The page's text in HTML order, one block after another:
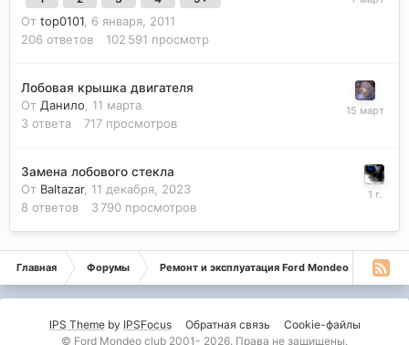
От top0101, 6 января, 2011
206 ответов 102 591 просмотр
Лобовая крышка двигателя
От Данило, 11 марта
3 ответа 717 просмотров
Замена лобового стекла
От Baltazar, 11 декабря, 2023
8 ответов 3 790 просмотров
Главная Форумы Ремонт и эксплуатация Ford Mondeo Форд
IPS Themeby IPSFocus Обратная связь
Cookie-файлы
© Ford Mondeo club 2001- 2026. Права не защищены.